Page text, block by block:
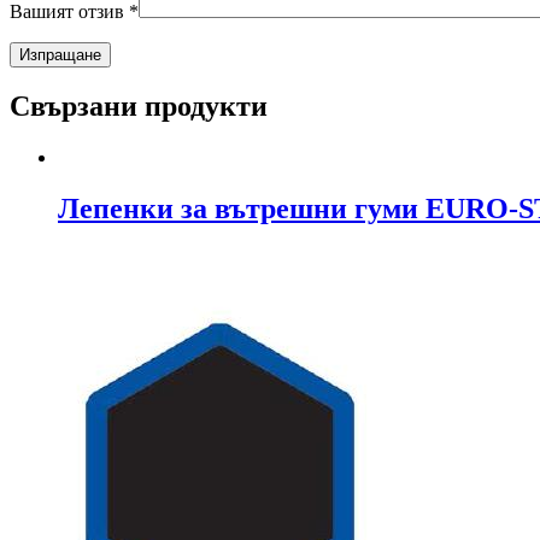
Вашият отзив *
Свързани продукти
Лепенки за вътрешни гуми EURO-